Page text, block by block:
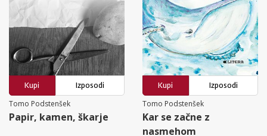
Kupi
Izposodi
Tomo Podstenšek
Papir, kamen, škarje
Kupi
Izposodi
Tomo Podstenšek
Kar se začne z
nasmehom